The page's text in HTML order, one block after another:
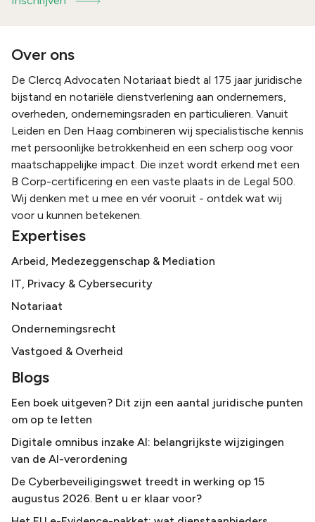
Over ons
De Clercq Advocaten Notariaat biedt al 175 jaar juridische
bijstand en notariële dienstverlening aan ondernemers,
overheden, ondernemingsraden en particulieren. Vanuit
Leiden en Den Haag combineren wij specialistische kennis
met persoonlijke betrokkenheid en een scherp oog voor
maatschappelijke impact. Die inzet wordt erkend met een
B Corp-certificering en een vaste plaats in de Legal 500.
Wij denken met u mee en vér vooruit - ontdek wat wij
voor u kunnen betekenen.
Expertises
Arbeid, Medezeggenschap & Mediation
IT, Privacy & Cybersecurity
Notariaat
Ondernemingsrecht
Vastgoed & Overheid
Blogs
Een boek uitgeven? Dit zijn een aantal juridische punten
om op te letten
Digitale omnibus inzake AI: belangrijkste wijzigingen
van de AI-verordening
De Cyberbeveiligingswet treedt in werking op 15
augustus 2026. Bent u er klaar voor?